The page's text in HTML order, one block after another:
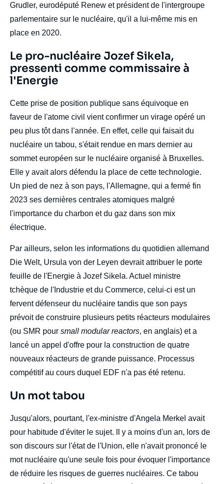
Grudler, eurodéputé Renew et président de l'intergroupe
parlementaire sur le nucléaire, qu'il a lui-même mis en
place en 2020.
Titre
Edito
Le pro-nucléaire Jozef Sikela,
pressenti comme commissaire à
l'Energie
body
Cette prise de position publique sans équivoque en
faveur de l'atome civil vient confirmer un virage opéré un
peu plus tôt dans l'année. En effet, celle qui faisait du
nucléaire un tabou, s'était rendue en mars dernier au
sommet européen sur le nucléaire organisé à Bruxelles.
Elle y avait alors défendu la place de cette technologie.
Un pied de nez à son pays, l'Allemagne, qui a fermé fin
2023 ses dernières centrales atomiques malgré
l'importance du charbon et du gaz dans son mix
électrique.
Par ailleurs, selon les informations du quotidien allemand
Die Welt, Ursula von der Leyen devrait attribuer le porte
feuille de l'Energie à Jozef Sikela. Actuel ministre
tchèque de l'Industrie et du Commerce, celui-ci est un
fervent défenseur du nucléaire tandis que son pays
prévoit de construire plusieurs petits réacteurs modulaires
(ou SMR pour small modular reactors, en anglais) et a
lancé un appel d'offre pour la construction de quatre
nouveaux réacteurs de grande puissance. Processus
compétitif au cours duquel EDF n'a pas été retenu.
Titre
Un mot tabou
body
Jusqu'alors, pourtant, l'ex-ministre d'Angela Merkel avait
pour habitude d'éviter le sujet. II y a moins d'un an, lors de
son discours sur l'état de l'Union, elle n'avait prononcé le
mot nucléaire qu'une seule fois pour évoquer l'importance
de réduire les risques de guerres nucléaires. Ce tabou